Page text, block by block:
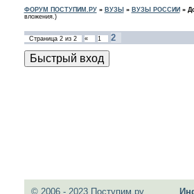
ФОРУМ ПОСТУПИМ.РУ» ВУЗЫ » ВУЗЫ РОССИИ »
вложения.)
Страница 2из 2 « 1 2
© 2006 - 2023 Поступим.ру